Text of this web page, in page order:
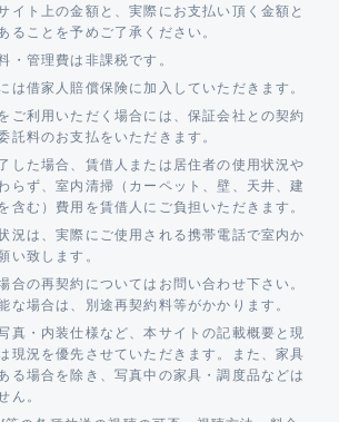
イト上の金額と、実際にお支払い頂く金額と
ることを予めご了承ください。
・管理費は非課税です。
は借家人賠償保険に加入していただきます。
ご利用いただく場合には、保証会社との契約
託料のお支払をいただきます。
した場合、賃借人または居住者の使用状況や
らず、室内清掃（カーペット、壁、天井、建
含む）費用を賃借人にご負担いただきます。
況は、実際にご使用される携帯電話で室内か
い致します。
合の再契約についてはお問い合わせ下さい。
な場合は、別途再契約料等がかかります。
真・内装仕様など、本サイトの記載概要と現
現況を優先させていただきます。また、家具
る場合を除き、写真中の家具・調度品などは
ん。